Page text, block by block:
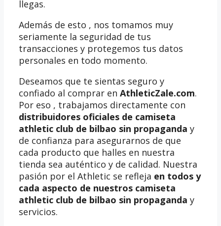
llegas.
Además de esto , nos tomamos muy
seriamente la seguridad de tus
transacciones y protegemos tus datos
personales en todo momento.
Deseamos que te sientas seguro y
confiado al comprar en AthleticZale.com.
Por eso , trabajamos directamente con
distribuidores oficiales de camiseta
athletic club de bilbao sin propaganda y
de confianza para asegurarnos de que
cada producto que halles en nuestra
tienda sea auténtico y de calidad. Nuestra
pasión por el Athletic se refleja en todos y
cada aspecto de nuestros camiseta
athletic club de bilbao sin propaganda y
servicios.